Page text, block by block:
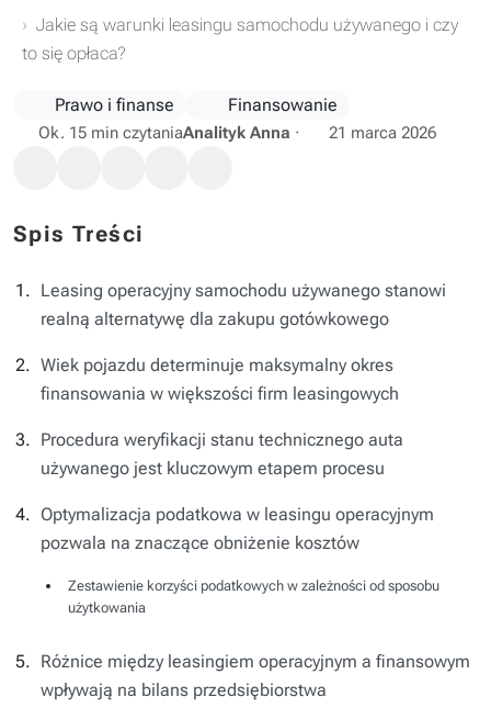
Jakie są warunki leasingu samochodu używanego i czy
to się opłaca?
Prawo i finanse Finansowanie
Ok. 15 min czytaniaAnalityk Anna · 21 marca 2026
Spis Treści
Leasing operacyjny samochodu używanego stanowi
realną alternatywę dla zakupu gotówkowego
Wiek pojazdu determinuje maksymalny okres
finansowania w większości firm leasingowych
Procedura weryfikacji stanu technicznego auta
używanego jest kluczowym etapem procesu
Optymalizacja podatkowa w leasingu operacyjnym
pozwala na znaczące obniżenie kosztów
Zestawienie korzyści podatkowych w zależności od sposobu
użytkowania
Różnice między leasingiem operacyjnym a finansowym
wpływają na bilans przedsiębiorstwa